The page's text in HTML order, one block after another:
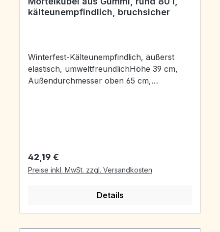
kälteunempfindlich, bruchsicher
Winterfest-Kälteunempfindlich, äußerst
elastisch, umweltfreundlichHöhe 39 cm,
Außendurchmesser oben 65 cm,
Regulärer Preis:
42,19 €
Preise inkl. MwSt. zzgl. Versandkosten
Details